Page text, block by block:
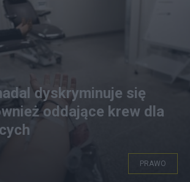
dyskryminuje się
oddające krew dla
PRAWO